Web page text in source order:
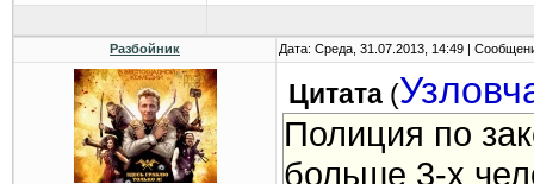
Разбойник Дата: Среда, 31.07.2013, 14:49 |
Цитата (
Полиция по
больше 3-х